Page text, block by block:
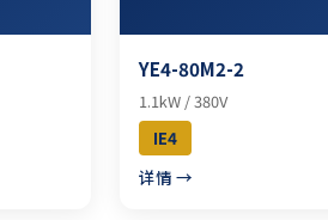
YE4-80M2-2
1.1kW / 380V
IE4
详情 →